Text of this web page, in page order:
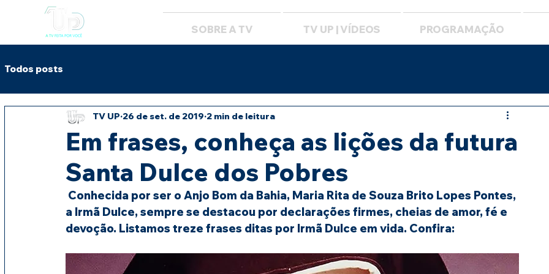
SOBRE A TV TV UP | VÍDEOS PROGRAMAÇÃO
Todos posts
Em frases, conheça as lições da futura
Santa Dulce dos Pobres
TV UP 26 de set. de 2019 2 min de leitura
a Irmã Dulce, sempre se destacou por declarações firmes, cheias de amor, fé e
devoção. Listamos treze frases ditas por Irmã Dulce em vida. Confira: